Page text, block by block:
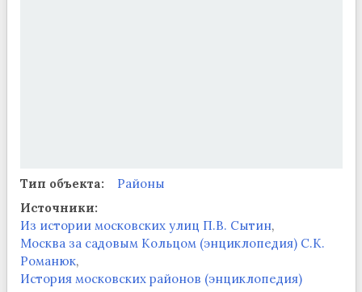
Тип объекта:
Районы
Источники:
Из истории московских улиц П.В. Сытин
Москва за садовым Кольцом (энциклопедия) С.К.
Романюк
История московских районов (энциклопедия)